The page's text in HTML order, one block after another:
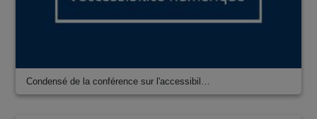
Condensé de la conférence sur l'accessibil…